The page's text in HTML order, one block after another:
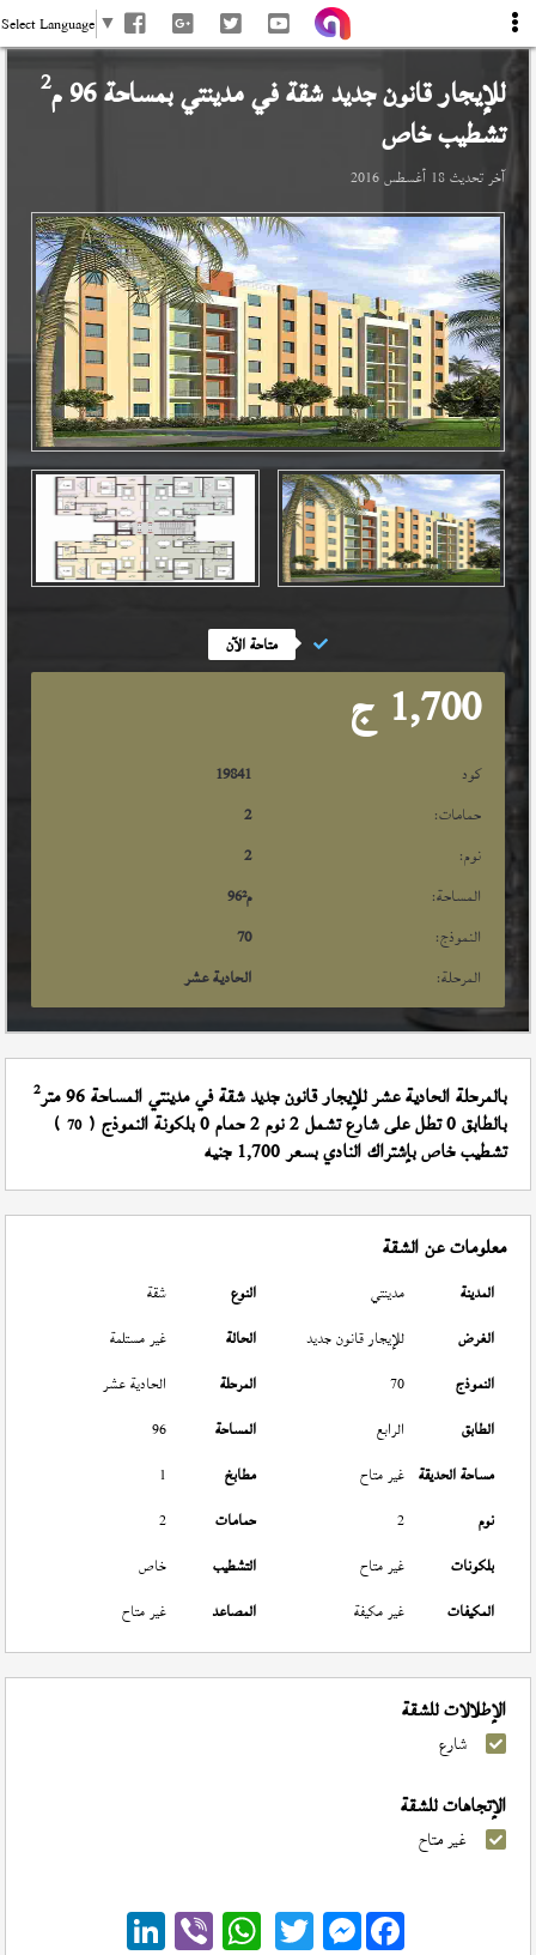
Select Language ▼
للإيجار قانون جديد شقة فيمدينتيبمساحة 96 م 2
تشطيب خاص
آخر تحديث18 أغسطس 2016
متاحة الآن
1,700 ج
كود
19841
حمامات:
2
نوم:
2
المساحة:
96م²
النموذج:
70
المرحلة:
الحادية عشر
بالمرحلة الحادية عشر للإيجار قانون جديد شقة في مدينتي المساحة 96 متر 2
بالطابق 0 تطل على شارع تشمل 2 نوم 2 حمام 0 بلكونة النموذج ( 70
)
تشطيب خاص بإشتراك النادي بسعر 1,700 جنيه
معلومات عن الشقة
المدينة مدينتي النوع
شقة
الغرض
للإيجار قانون جديد الحالة
غير مستلمة
النموذج
70 المرحلة
الحادية عشر
الطابق
الرابع المساحة
96
مساحة الحديقة غير متاح مطابخ
1
نوم
2 حمامات
2
بلكونات
غير متاح التشطيب
خاص
المكيفات
غير مكيفة المصاعد غير متاح
الإطلالات للشقة
شارع
الإتجاهات للشقة
غير متاح
Messenger